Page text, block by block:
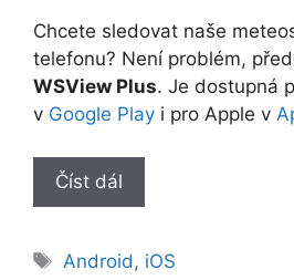
Chcete sledovat naše
telefonu? Není problém,
WSView Plus. Je dostupná
v Google Play i pro Apple v
Číst dál
Štítky
Android , iOS